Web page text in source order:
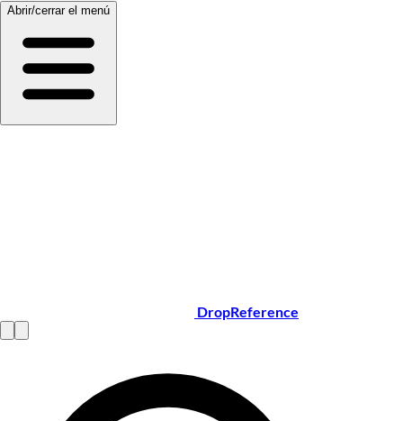
Abrir/cerrar el menú
DropReference